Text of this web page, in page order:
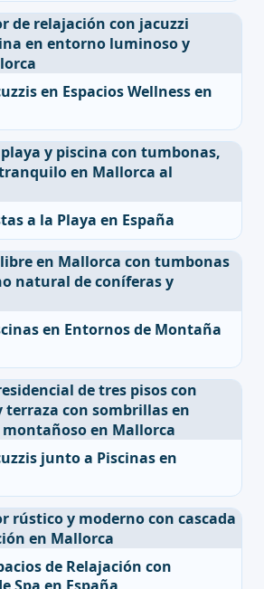
en Espacios Wellness en
a la Playa en España
en Entornos de Montaña
junto a Piscinas en
de Relajación con